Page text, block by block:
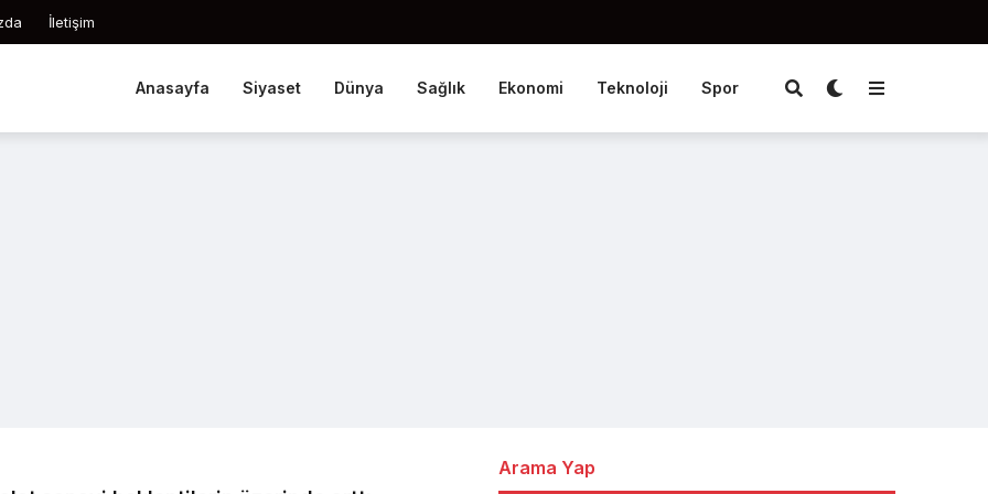
İletişim
Anasayfa Siyaset Dünya Sağlık Ekonomi Teknoloji Spor
Arama Yap